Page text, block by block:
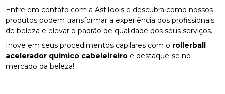
Entre em contato com a AstTools e descubra como nossos
produtos podem transformar a experiência dos profissionais
de beleza e elevar o padrão de qualidade dos seus serviços.
Inove em seus procedimentos capilares com o rollerball
acelerador químico cabeleireiro e destaque-se no
mercado da beleza!